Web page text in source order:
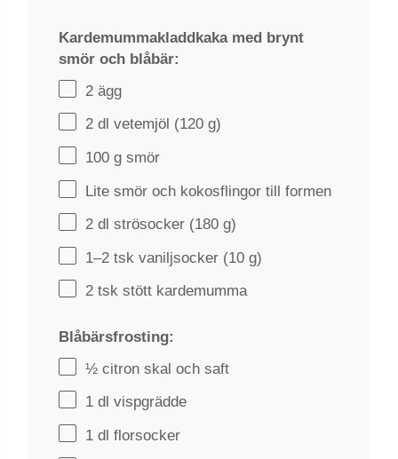
Kardemummakladdkaka med brynt
smör och blåbär:
2 ägg
2 dl vetemjöl (120 g)
100 g smör
Lite smör och kokosflingor till formen
2 dl strösocker (180 g)
1–2 tsk vaniljsocker (10 g)
2 tsk stött kardemumma
Blåbärsfrosting:
½ citron skal och saft
1 dl vispgrädde
1 dl florsocker